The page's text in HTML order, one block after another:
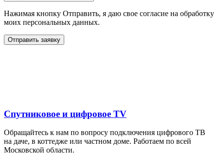
Нажимая кнопку Отправить, я даю свое согласие на обработку
моих персональных данных.
Отправить заявку
Спутниковое и цифровое TV
Обращайтесь к нам по вопросу подключения цифрового ТВ
на даче, в коттедже или частном доме. Работаем по всей
Московской области.